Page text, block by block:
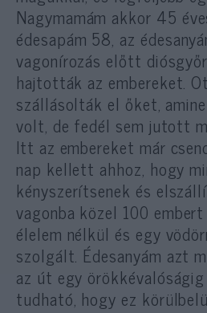
Nagymamám akkor 45
édesapám 58, az
vagonírozás előtt
hajtották az embereket.
szállásolták el őket,
volt, de fedél sem jutott
Itt az embereket már
nap kellett ahhoz, hogy
kényszerítsenek és
vagonba közel 100
élelem nélkül és egy
szolgált. Édesanyám azt
az út egy
tudható, hogy ez